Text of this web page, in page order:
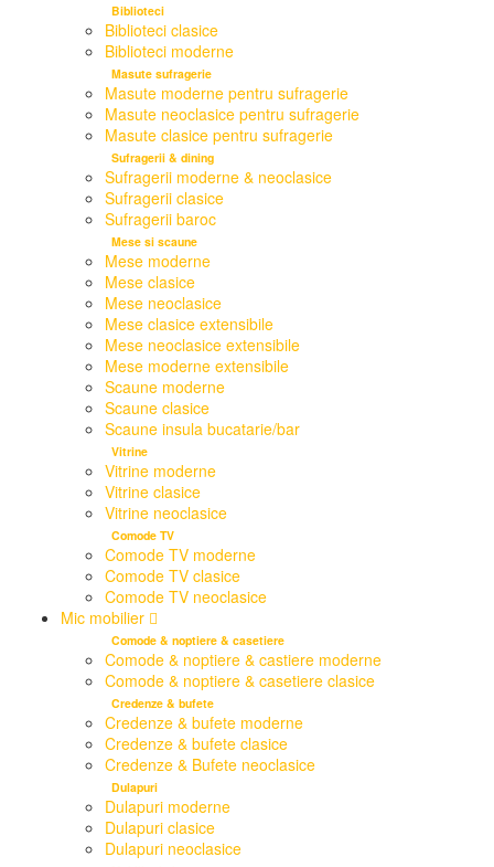
Biblioteci
Biblioteci clasice
Biblioteci moderne
Masute sufragerie
Masute moderne pentru sufragerie
Masute neoclasice pentru sufragerie
Masute clasice pentru sufragerie
Sufragerii & dining
Sufragerii moderne & neoclasice
Sufragerii clasice
Sufragerii baroc
Mese si scaune
Mese moderne
Mese clasice
Mese neoclasice
Mese clasice extensibile
Mese neoclasice extensibile
Mese moderne extensibile
Scaune moderne
Scaune clasice
Scaune insula bucatarie/bar
Vitrine
Vitrine moderne
Vitrine clasice
Vitrine neoclasice
Comode TV
Comode TV moderne
Comode TV clasice
Comode TV neoclasice
Mic mobilier
Comode & noptiere & casetiere
Comode & noptiere & castiere moderne
Comode & noptiere & casetiere clasice
Credenze & bufete
Credenze & bufete moderne
Credenze & bufete clasice
Credenze & Bufete neoclasice
Dulapuri
Dulapuri moderne
Dulapuri clasice
Dulapuri neoclasice